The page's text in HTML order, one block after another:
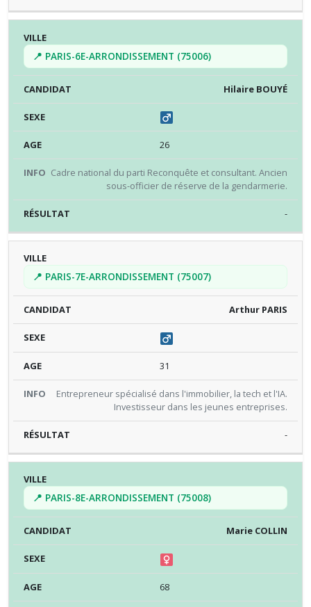
📍 PARIS-6E-ARRONDISSEMENT (75006)
Hilaire BOUYÉ
26
Cadre national du parti Reconquête et consultant. Ancien
sous-officier de réserve de la gendarmerie.
-
📍 PARIS-7E-ARRONDISSEMENT (75007)
Arthur PARIS
31
Entrepreneur spécialisé dans l'immobilier, la tech et l'IA.
Investisseur dans les jeunes entreprises.
-
📍 PARIS-8E-ARRONDISSEMENT (75008)
Marie COLLIN
68